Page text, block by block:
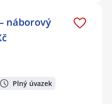
náborový
Plný úvazek